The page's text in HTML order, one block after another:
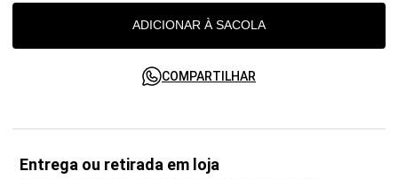
ADICIONAR À SACOLA
COMPARTILHAR
Entrega ou retirada em loja